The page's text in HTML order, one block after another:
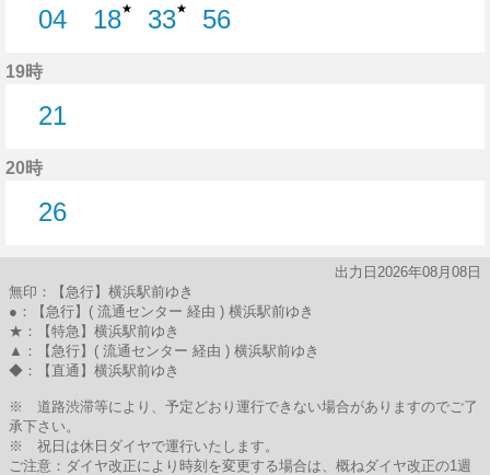
04
18★
33★
56
19時
21
20時
26
出力日2026年08月08日
無印：【急行】横浜駅前ゆき
●：【急行】( 流通センター 経由 ) 横浜駅前ゆき
★：【特急】横浜駅前ゆき
▲：【急行】( 流通センター 経由 ) 横浜駅前ゆき
◆：【直通】横浜駅前ゆき
※ 道路渋滞等により、予定どおり運行できない場合がありますのでご了
承下さい。
※ 祝日は休日ダイヤで運行いたします。
ご注意：ダイヤ改正により時刻を変更する場合は、概ねダイヤ改正の1週